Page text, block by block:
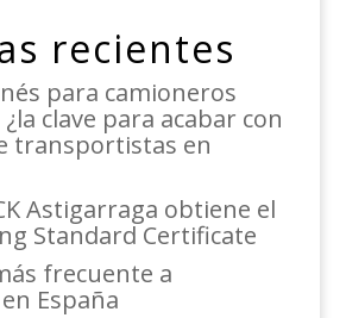
recientes
para camioneros
clave para acabar con
transportistas en
Astigarraga obtiene el
Standard Certificate
frecuente a
España